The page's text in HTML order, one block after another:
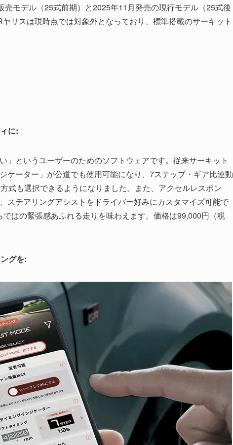
モデル（25式前期）と2025年11月発売の現行モデル（25式後
リスは現時点では対象外となっており、標準搭載のサーキット
に:
」というユーザーのためのソフトウェアです。従来サーキット
ケーター」が公道でも使用可能になり、7ステップ・ギア比連動
式も選択できるようになりました。また、アクセルレスポン
ステアリングアシストをドライバー好みにカスタマイズ可能で
はの緊張感あふれる走りを味わえます。価格は99,000円（税
グを: